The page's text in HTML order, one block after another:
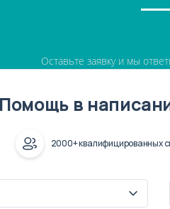
Оставьте заявку и мы
в
2000+ квалифицированных